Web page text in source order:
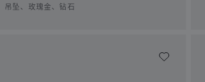
吊坠、玫瑰金、钻石